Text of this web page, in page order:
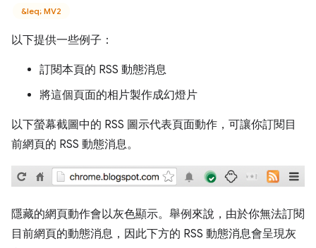
&leq; MV2
以下提供一些例子：
訂閱本頁的 RSS 動態消息
將這個頁面的相片製作成幻燈片
以下螢幕截圖中的 RSS 圖示代表頁面動作，可讓你訂閱目
前網頁的 RSS 動態消息。
隱藏的網頁動作會以灰色顯示。舉例來說，由於你無法訂閱
目前網頁的動態消息，因此下方的 RSS 動態消息會呈現灰